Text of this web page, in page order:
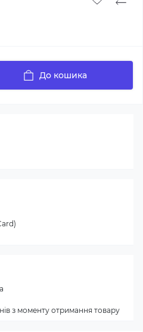
До кошика
з моменту отримання товару